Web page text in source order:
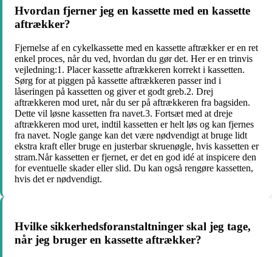
Hvordan fjerner jeg en kassette med en kassette
aftrækker?
Fjernelse af en cykelkassette med en kassette aftrækker er en ret
enkel proces, når du ved, hvordan du gør det. Her er en trinvis
vejledning:1. Placer kassette aftrækkeren korrekt i kassetten.
Sørg for at piggen på kassette aftrækkeren passer ind i
låseringen på kassetten og giver et godt greb.2. Drej
aftrækkeren mod uret, når du ser på aftrækkeren fra bagsiden.
Dette vil løsne kassetten fra navet.3. Fortsæt med at dreje
aftrækkeren mod uret, indtil kassetten er helt løs og kan fjernes
fra navet. Nogle gange kan det være nødvendigt at bruge lidt
ekstra kraft eller bruge en justerbar skruenøgle, hvis kassetten er
stram.Når kassetten er fjernet, er det en god idé at inspicere den
for eventuelle skader eller slid. Du kan også rengøre kassetten,
hvis det er nødvendigt.
Hvilke sikkerhedsforanstaltninger skal jeg tage,
når jeg bruger en kassette aftrækker?